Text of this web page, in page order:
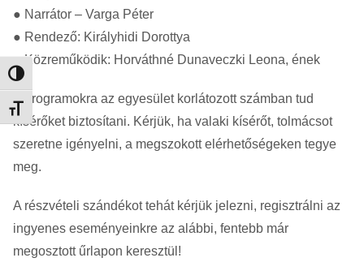
Nagy kontraszt váltása
Betűméret váltása
● Narrátor – Varga Péter
● Rendező: Királyhidi Dorottya
● Közreműködik: Horváthné Dunaveczki Leona, ének
A programokra az egyesület korlátozott számban tud
kísérőket biztosítani. Kérjük, ha valaki kísérőt, tolmácsot
szeretne igényelni, a megszokott elérhetőségeken tegye
meg.
A részvételi szándékot tehát kérjük jelezni, regisztrálni az
ingyenes eseményeinkre az alábbi, fentebb már
megosztott űrlapon keresztül!